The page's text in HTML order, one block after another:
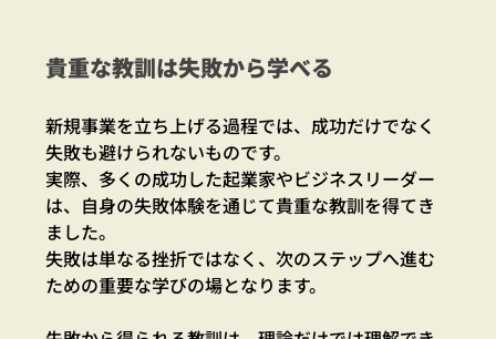
貴重な教訓は失敗から学べる
新規事業を立ち上げる過程では、成功だけでなく
失敗も避けられないものです。
実際、多くの成功した起業家やビジネスリーダー
は、自身の失敗体験を通じて貴重な教訓を得てき
ました。
失敗は単なる挫折ではなく、次のステップへ進む
ための重要な学びの場となります。